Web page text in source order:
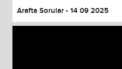
Arafta Sorular - 14 09 2025